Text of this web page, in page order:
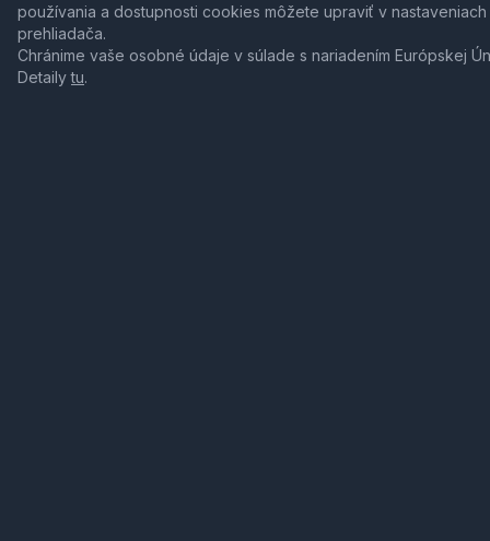
používania a dostupnosti cookies môžete upraviť v nastaveniach
prehliadača.
Chránime vaše osobné údaje v súlade s nariadením Európskej
Detailytu.